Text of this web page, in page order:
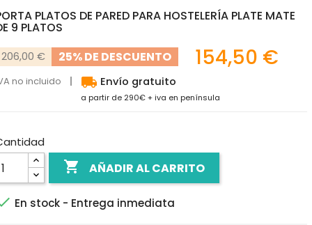
PLATOS DE PARED PARA HOSTELERÍA PLATE MATE
9 PLATOS
206,00 € 25% DE DESCUENTO 154,50 €
no incluido local_shipping Envío gratuito
a partir de 290€ + iva en península
 AÑADIR AL CARRITO
En stock - Entrega inmediata